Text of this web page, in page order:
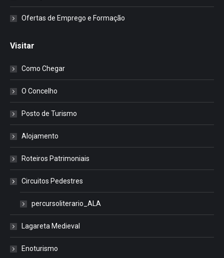
Ofertas de Emprego e Formação
Visitar
Como Chegar
O Concelho
Posto de Turismo
Alojamento
Roteiros Patrimoniais
Circuitos Pedestres
percursoliterario_ALA
Lagareta Medieval
Enoturismo